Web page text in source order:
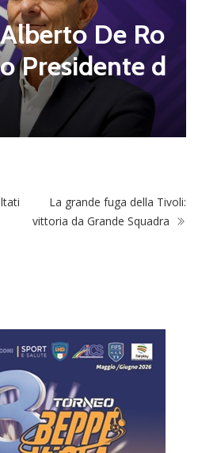
De Ro
Presidente d
La grande fuga della Tivoli:
vittoria da Grande Squadra